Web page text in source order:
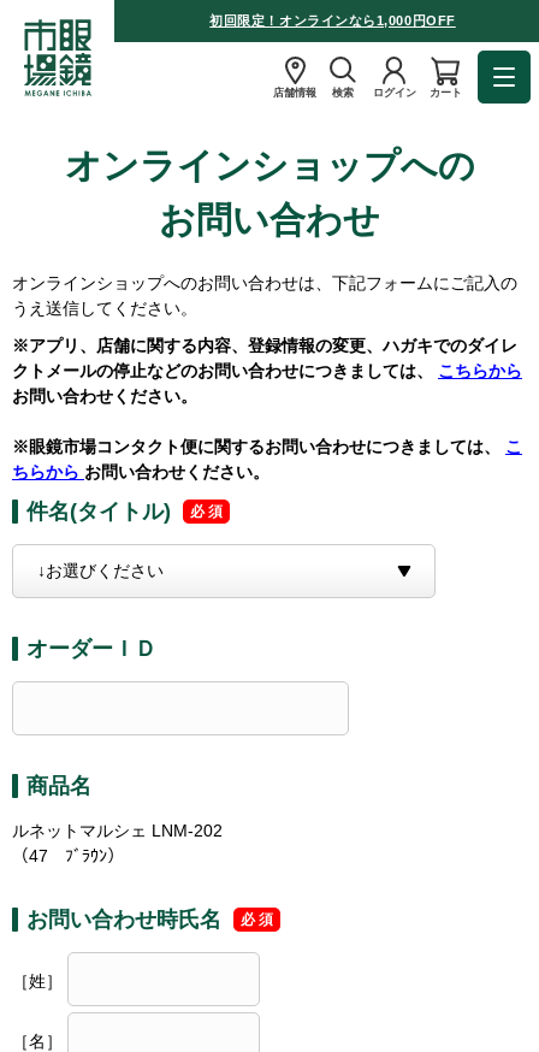
初回限定！オンラインなら1,000円OFF
店舗情報 検索 ログイン カート
オンラインショップへの
お問い合わせ
オンラインショップへのお問い合わせは、下記フォームにご記入の
うえ送信してください。
※アプリ、店舗に関する内容、登録情報の変更、ハガキでのダイレ
クトメールの停止などのお問い合わせにつきましては、 こちらから
お問い合わせください。
※眼鏡市場コンタクト便に関するお問い合わせにつきましては、 こ
ちらから お問い合わせください。
件名(タイトル)
オーダーＩＤ
商品名
ルネットマルシェ LNM-202
（47 ﾌﾞﾗｳﾝ）
お問い合わせ時氏名
［姓］
［名］